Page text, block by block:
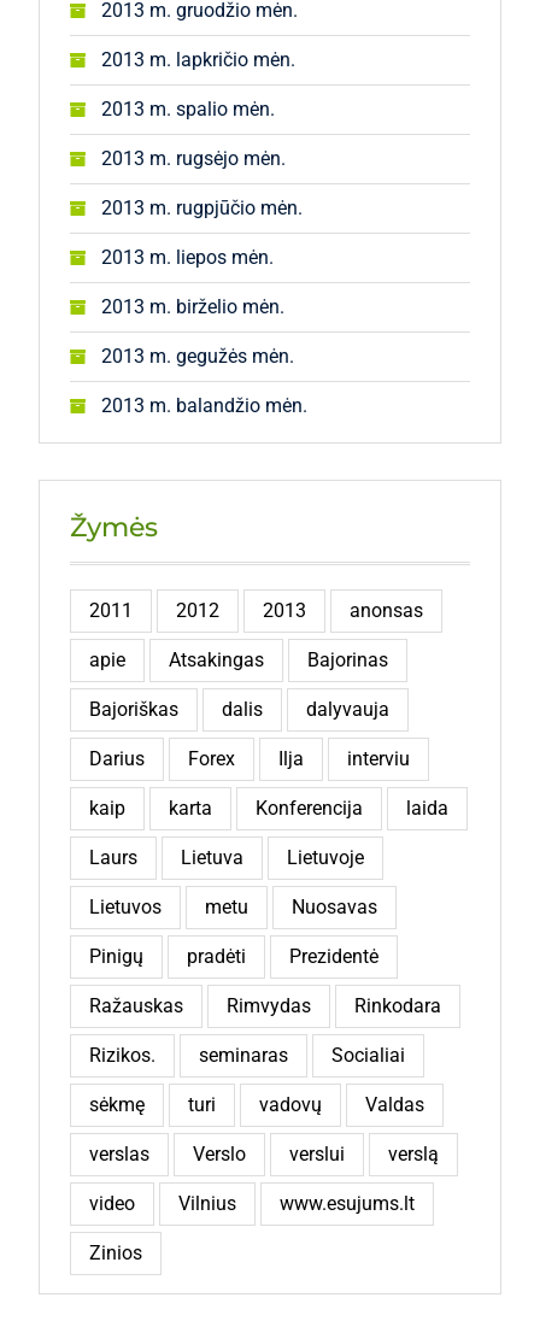
2013 m. gruodžio mėn.
2013 m. lapkričio mėn.
2013 m. spalio mėn.
2013 m. rugsėjo mėn.
2013 m. rugpjūčio mėn.
2013 m. liepos mėn.
2013 m. birželio mėn.
2013 m. gegužės mėn.
2013 m. balandžio mėn.
Žymės
2011 2012 2013 anonsas
apie Atsakingas Bajorinas
Bajoriškas dalis dalyvauja
Darius Forex Ilja interviu
kaip karta Konferencija laida
Laurs Lietuva Lietuvoje
Lietuvos metu Nuosavas
Pinigų pradėti Prezidentė
Ražauskas Rimvydas Rinkodara
Rizikos. seminaras Socialiai
sėkmę turi vadovų Valdas
verslas Verslo verslui verslą
video Vilnius www.esujums.lt
Zinios